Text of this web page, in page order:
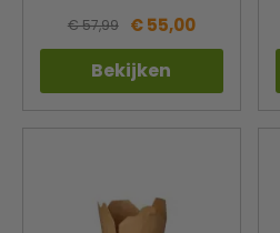
€ 57,99 € 55,00
Bekijken